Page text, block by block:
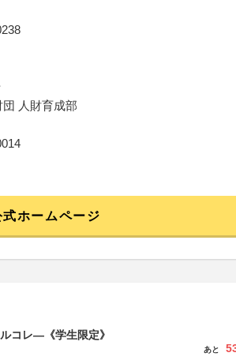
人財育成部
式ホームページ
コレ―《学生限定》
あと